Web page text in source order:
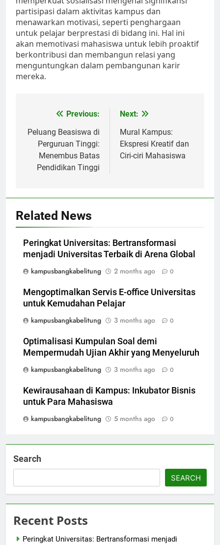
partisipasi dalam aktivitas kampus dan
menawarkan motivasi, seperti penghargaan
untuk pelajar berprestasi di bidang ini. Hal ini
akan memotivasi mahasiswa untuk lebih proaktif
berkontribusi dan membangun relasi yang
menguntungkan dalam pembangunan karir
mereka.
navigation
Previous:
Peluang Beasiswa di
Perguruan Tinggi:
Menembus Batas
Pendidikan Tinggi
Next:
Mural Kampus:
Ekspresi Kreatif dan
Ciri-ciri Mahasiswa
Related News
Peringkat Universitas: Bertransformasi
menjadi Universitas Terbaik di Arena Global
kampusbangkabelitung
2 months ago 0
Mengoptimalkan Servis E-office Universitas
untuk Kemudahan Pelajar
kampusbangkabelitung
3 months ago 0
Optimalisasi Kumpulan Soal demi
Mempermudah Ujian Akhir yang Menyeluruh
kampusbangkabelitung
3 months ago 0
Kewirausahaan di Kampus: Inkubator Bisnis
untuk Para Mahasiswa
kampusbangkabelitung
5 months ago 0
Search
SEARCH
Recent Posts
Peringkat Universitas: Bertransformasi menjadi